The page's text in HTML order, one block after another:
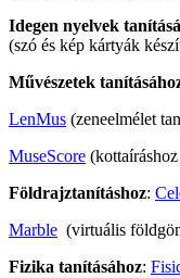
Idegen nyelvek
(szó és kép kártyák
Művészetek
LenMus (zeneelmélet
MuseScore
Földrajztanításhoz:
Marble (virtuális
Fizika tanításához: